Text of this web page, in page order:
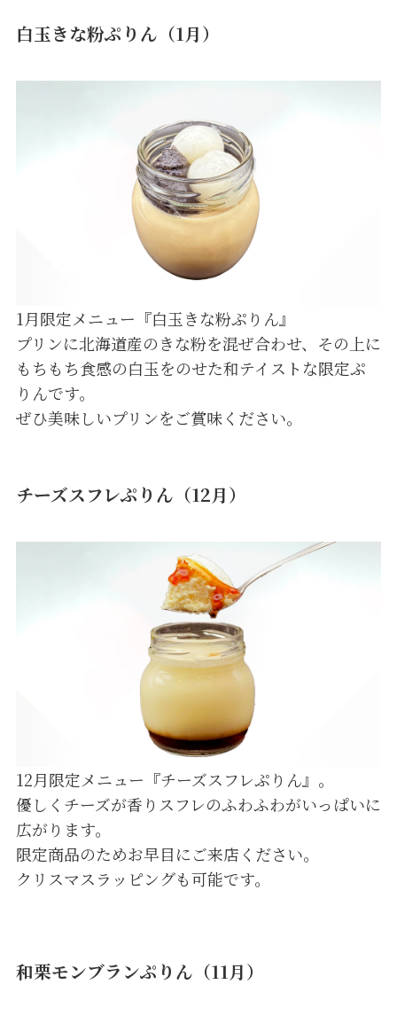
白玉きな粉ぷりん（1月）
1月限定メニュー『白玉きな粉ぷりん』
プリンに北海道産のきな粉を混ぜ合わせ、その上に
もちもち食感の白玉をのせた和テイストな限定ぷ
りんです。
ぜひ美味しいプリンをご賞味ください。
チーズスフレぷりん（12月）
12月限定メニュー『チーズスフレぷりん』。
優しくチーズが香りスフレのふわふわがいっぱいに
広がります。
限定商品のためお早目にご来店ください。
クリスマスラッピングも可能です。
和栗モンブランぷりん（11月）